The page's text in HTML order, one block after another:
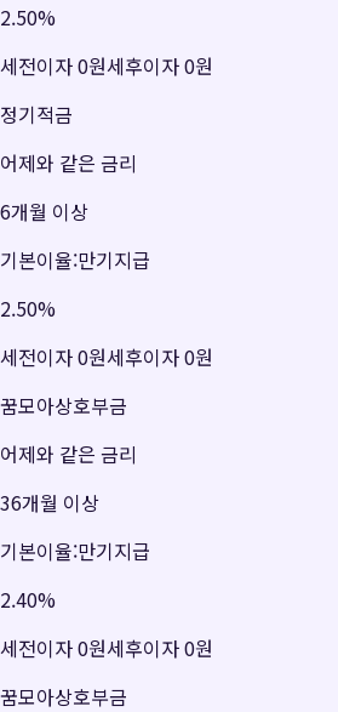
2.50%
세전이자0원세후이자0원
정기적금
어제와 같은 금리
6개월 이상
기본이율:만기지급
2.50%
세전이자0원세후이자0원
꿈모아상호부금
어제와 같은 금리
36개월 이상
기본이율:만기지급
2.40%
세전이자0원세후이자0원
꿈모아상호부금